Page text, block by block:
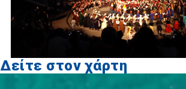
Δείτε στον χάρτη